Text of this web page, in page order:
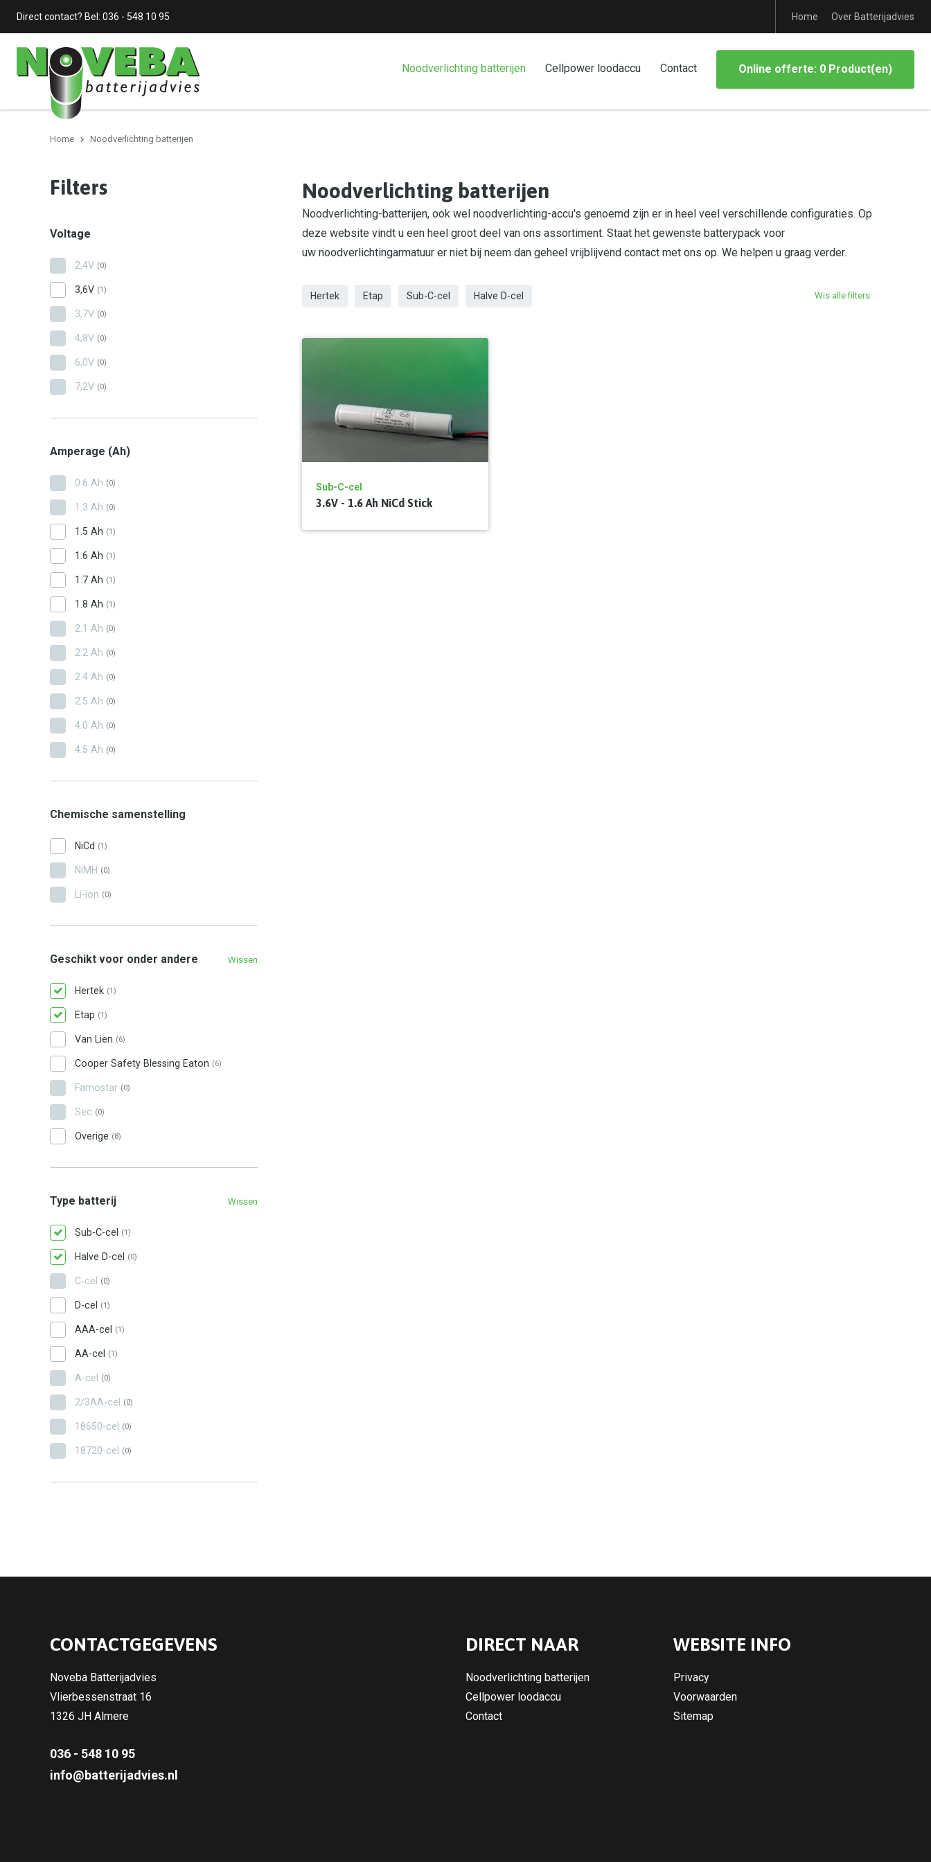
Direct contact? Bel: 036 - 548 10 95 Home Over Batterijadvies
Noodverlichting batterijen Cellpower loodaccu Contact Online offerte: 0 Product(en)
Home Noodverlichting batterijen
Noodverlichting batterijen
Noodverlichting-batterijen, ook wel noodverlichting-accu's genoemd zijn er in heel veel verschillende configuraties. Op
deze website vindt u een heel groot deel van ons assortiment. Staat het gewenste batterypack voor
uw noodverlichtingarmatuur er niet bij neem dan geheel vrijblijvend contact met ons op. We helpen u graag verder.
Hertek Etap Sub-C-cel Halve D-cel Wis alle filters
Sub-C-cel
3.6V - 1.6 Ah NiCd Stick
Filters
Voltage
2,4V (0)
3,6V (1)
3,7V (0)
4,8V (0)
6,0V (0)
7,2V (0)
Amperage (Ah)
0.6 Ah (0)
1.3 Ah (0)
1.5 Ah (1)
1.6 Ah (1)
1.7 Ah (1)
1.8 Ah (1)
2.1 Ah (0)
2.2 Ah (0)
2.4 Ah (0)
2.5 Ah (0)
4.0 Ah (0)
4.5 Ah (0)
Chemische samenstelling
NiCd (1)
NiMH (0)
Li-ion (0)
Geschikt voor onder andere Wissen
Hertek (1)
Etap (1)
Van Lien (6)
Cooper Safety Blessing Eaton (6)
Famostar (0)
Sec (0)
Overige (8)
Type batterij Wissen
Sub-C-cel (1)
Halve D-cel (0)
C-cel (0)
D-cel (1)
AAA-cel (1)
AA-cel (1)
A-cel (0)
2/3AA-cel (0)
18650-cel (0)
18720-cel (0)
CONTACTGEGEVENS
Noveba Batterijadvies
Vlierbessenstraat 16
1326 JH Almere
036 - 548 10 95
info@batterijadvies.nl
DIRECT NAAR
Noodverlichting batterijen
Cellpower loodaccu
Contact
WEBSITE INFO
Privacy
Voorwaarden
Sitemap